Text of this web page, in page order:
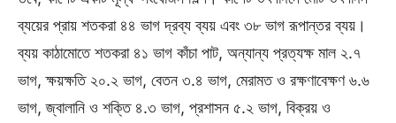
ব্যয়ের প্রায় শতকরা ৪৪ ভাগ দ্রব্য ব্যয় এবং ৩৮ ভাগ রূপান্তর ব্যয়।
ব্যয় কাঠামোতে শতকরা ৪১ ভাগ কাঁচা পাট, অন্যান্য প্রত্যক্ষ মাল ২.৭
ভাগ, ক্ষয়ক্ষতি ২০.২ ভাগ, বেতন ৩.৪ ভাগ, মেরামত ও রক্ষণাবেক্ষণ ৬.৬
ভাগ, জ্বালানি ও শক্তি ৪.৩ ভাগ, প্রশাসন ৫.২ ভাগ, বিক্রয় ও